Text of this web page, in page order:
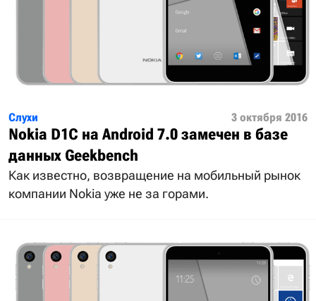
Слухи 3 октября 2016
Nokia D1C на Android 7.0 замечен в базе
данных Geekbench
Как известно, возвращение на мобильный рынок
компании Nokia уже не за горами.